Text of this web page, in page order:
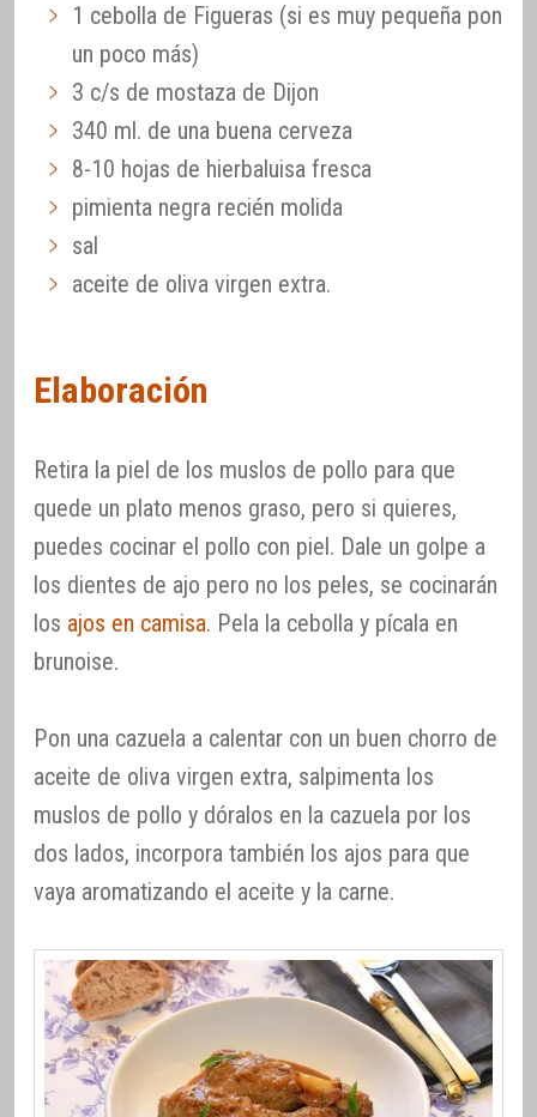
1 cebolla de Figueras (si es muy pequeña pon
un poco más)
3 c/s de mostaza de Dijon
340 ml. de una buena cerveza
8-10 hojas de hierbaluisa fresca
pimienta negra recién molida
sal
aceite de oliva virgen extra.
Elaboración
Retira la piel de los muslos de pollo para que
quede un plato menos graso, pero si quieres,
puedes cocinar el pollo con piel. Dale un golpe a
los dientes de ajo pero no los peles, se cocinarán
los ajos en camisa. Pela la cebolla y pícala en
brunoise.
Pon una cazuela a calentar con un buen chorro de
aceite de oliva virgen extra, salpimenta los
muslos de pollo y dóralos en la cazuela por los
dos lados, incorpora también los ajos para que
vaya aromatizando el aceite y la carne.